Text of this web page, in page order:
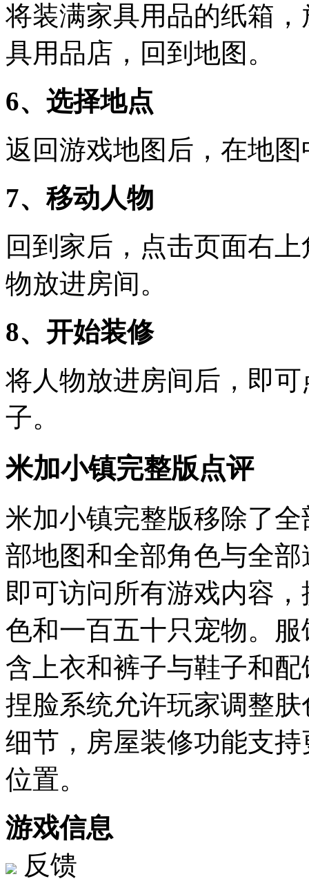
将装满家具用品的纸箱
具用品店，回到地图。
6、选择地点
返回游戏地图后，在地
7、移动人物
回到家后，点击页面右
物放进房间。
8、开始装修
将人物放进房间后，即
子。
米加小镇完整版点评
米加小镇完整版移除了
部地图和全部角色与全
即可访问所有游戏内容
色和一百五十只宠物。
含上衣和裤子与鞋子和
捏脸系统允许玩家调整
细节，房屋装修功能支
位置。
游戏信息
反馈